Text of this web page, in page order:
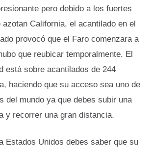
pero debido a los fuertes
California, el acantilado en el
provocó que el Faro comenzara a
que reubicar temporalmente. El
está sobre acantilados de 244
haciendo que su acceso sea uno de
del mundo ya que debes subir una
y recorrer una gran distancia.
Estados Unidos debes saber que su